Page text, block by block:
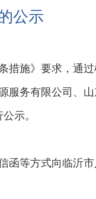
公示
措施》要求，通
服务有限公司、
示。
函等方式向临沂